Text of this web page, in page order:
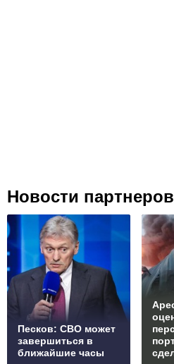
Новости партнеров
Песков: СВО может
завершиться в
ближайшие часы